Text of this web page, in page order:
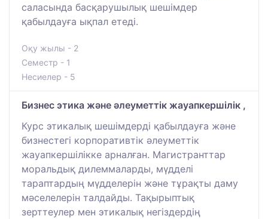
саласында басқарушылық шешімдер
қабылдауға ықпал етеді.
Оқу жылы - 2
Семестр - 1
Несиелер - 5
Бизнес этика және әлеуметтік жауапкершілік ,
Курс этикалық шешімдерді қабылдауға және
бизнестегі корпоративтік әлеуметтік
жауапкершілікке арналған. Магистранттар
моральдық дилеммаларды, мүдделі
тараптардың мүдделерін және тұрақты даму
мәселелерін талдайды. Тақырыптық
зерттеулер мен этикалық негіздердің